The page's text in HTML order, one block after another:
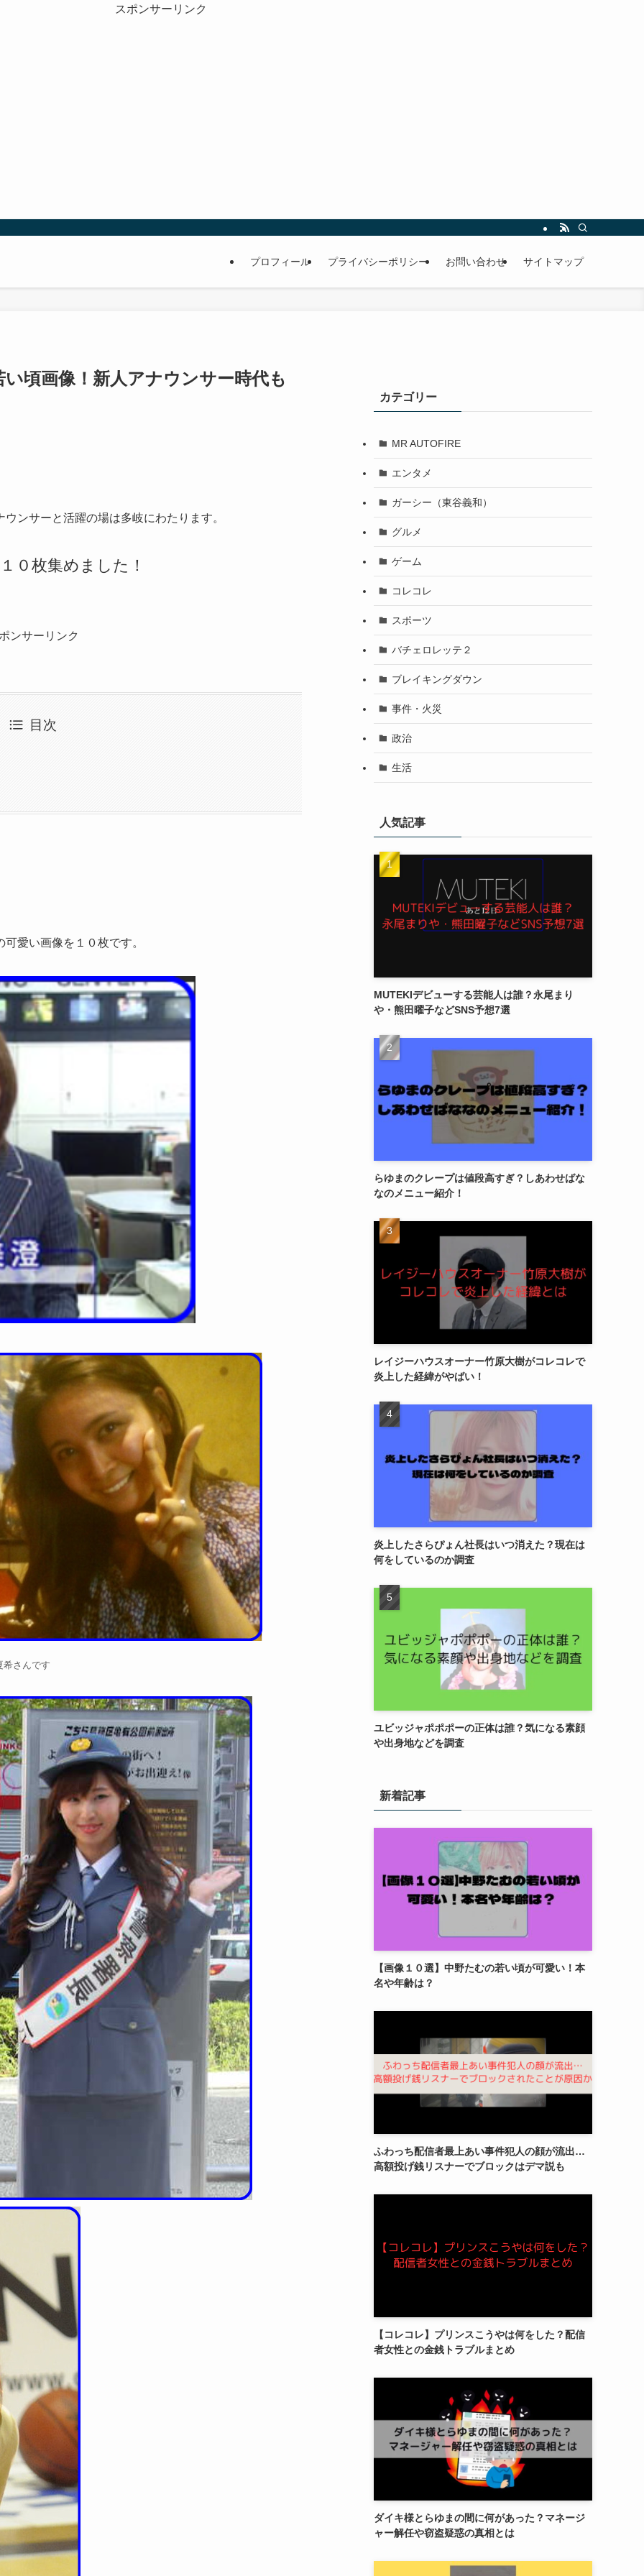
スポンサーリンク
プロフィール プライバシーポリシー お問い合わせ サイトマップ
頃画像！新人アナウンサー時代も
ンサーと活躍の場は多岐にわたります。
０枚集めました！
ンサーリンク
目次
愛い画像を１０枚です。
希さんです
カテゴリー
MR AUTOFIRE
エンタメ
ガーシー（東谷義和）
グルメ
ゲーム
コレコレ
スポーツ
バチェロレッテ２
ブレイキングダウン
事件・火災
政治
生活
人気記事
MUTEKIデビューする芸能人は誰？永尾まり
や・熊田曜子などSNS予想7選
らゆまのクレープは値段高すぎ？しあわせばな
なのメニュー紹介！
レイジーハウスオーナー竹原大樹がコレコレで
炎上した経緯がやばい！
炎上したさらぴょん社長はいつ消えた？現在は
何をしているのか調査
ユビッジャポポポーの正体は誰？気になる素顔
や出身地などを調査
新着記事
【画像１０選】中野たむの若い頃が可愛い！本
名や年齢は？
ふわっち配信者最上あい事件犯人の顔が流出…
高額投げ銭リスナーでブロックはデマ説も
【コレコレ】プリンスこうやは何をした？配信
者女性との金銭トラブルまとめ
ダイキ様とらゆまの間に何があった？マネージ
ャー解任や窃盗疑惑の真相とは